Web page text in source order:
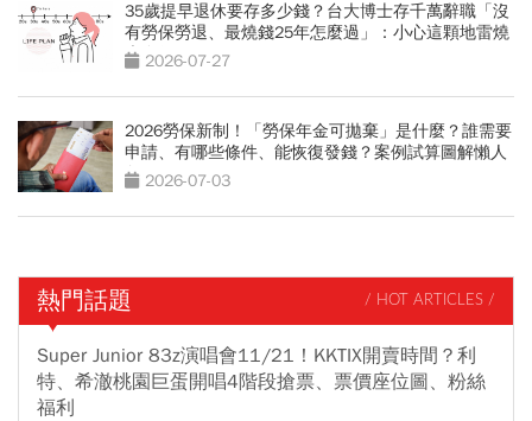
35歲提早退休要存多少錢？台大博士存千萬辭職「沒
有勞保勞退、最燒錢25年怎麼過」：小心這顆地雷燒
光存款
2026-07-27
2026勞保新制！「勞保年金可拋棄」是什麼？誰需要
申請、有哪些條件、能恢復發錢？案例試算圖解懶人
包 2026-07-03
熱門話題 / HOT ARTICLES /
Super Junior 83z演唱會11/21！KKTIX開賣時間？利
特、希澈桃園巨蛋開唱4階段搶票、票價座位圖、粉絲
福利